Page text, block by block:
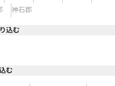
神石郡
込む
む